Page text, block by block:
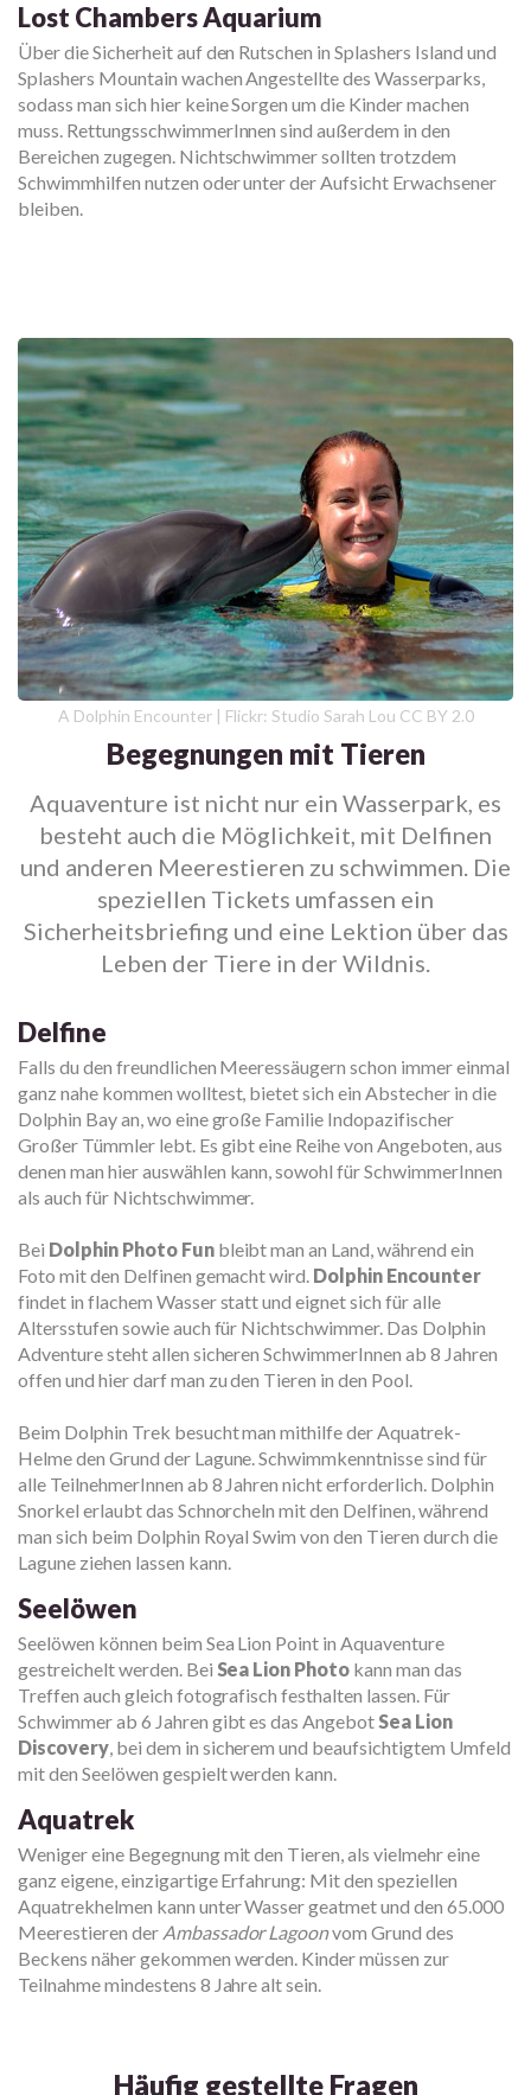
Lost Chambers Aquarium
Über die Sicherheit auf den Rutschen in Splashers Island und
Splashers Mountain wachen Angestellte des Wasserparks,
sodass man sich hier keine Sorgen um die Kinder machen
muss. RettungsschwimmerInnen sind außerdem in den
Bereichen zugegen. Nichtschwimmer sollten trotzdem
Schwimmhilfen nutzen oder unter der Aufsicht Erwachsener
bleiben.
A Dolphin Encounter | Flickr: Studio Sarah Lou CC BY 2.0
Begegnungen mit Tieren
Aquaventure ist nicht nur ein Wasserpark, es
besteht auch die Möglichkeit, mit Delfinen
und anderen Meerestieren zu schwimmen. Die
speziellen Tickets umfassen ein
Sicherheitsbriefing und eine Lektion über das
Leben der Tiere in der Wildnis.
Delfine
Falls du den freundlichen Meeressäugern schon immer einmal
ganz nahe kommen wolltest, bietet sich ein Abstecher in die
Dolphin Bay an, wo eine große Familie Indopazifischer
Großer Tümmler lebt. Es gibt eine Reihe von Angeboten, aus
denen man hier auswählen kann, sowohl für SchwimmerInnen
als auch für Nichtschwimmer.
Bei Dolphin Photo Funbleibt man an Land, während ein
Foto mit den Delfinen gemacht wird. Dolphin Encounter
findet in flachem Wasser statt und eignet sich für alle
Altersstufen sowie auch für Nichtschwimmer. Das Dolphin
Adventure steht allen sicheren SchwimmerInnen ab 8 Jahren
offen und hier darf man zu den Tieren in den Pool.
Beim Dolphin Trek besucht man mithilfe der Aquatrek-
Helme den Grund der Lagune. Schwimmkenntnisse sind für
alle TeilnehmerInnen ab 8 Jahren nicht erforderlich. Dolphin
Snorkel erlaubt das Schnorcheln mit den Delfinen, während
man sich beim Dolphin Royal Swim von den Tieren durch die
Lagune ziehen lassen kann.
Seelöwen
Seelöwen können beim Sea Lion Point in Aquaventure
gestreichelt werden. Bei Sea Lion Photo kann man das
Treffen auch gleich fotografisch festhalten lassen. Für
Schwimmer ab 6 Jahren gibt es das AngebotSea Lion
Discovery, bei dem in sicherem und beaufsichtigtem Umfeld
mit den Seelöwen gespielt werden kann.
Aquatrek
Weniger eine Begegnung mit den Tieren, als vielmehr eine
ganz eigene, einzigartige Erfahrung: Mit den speziellen
Aquatrekhelmen kann unter Wasser geatmet und den 65.000
Meerestieren der Ambassador Lagoonvom Grund des
Beckens näher gekommen werden. Kinder müssen zur
Teilnahme mindestens 8 Jahre alt sein.
Häufig gestellte Fragen